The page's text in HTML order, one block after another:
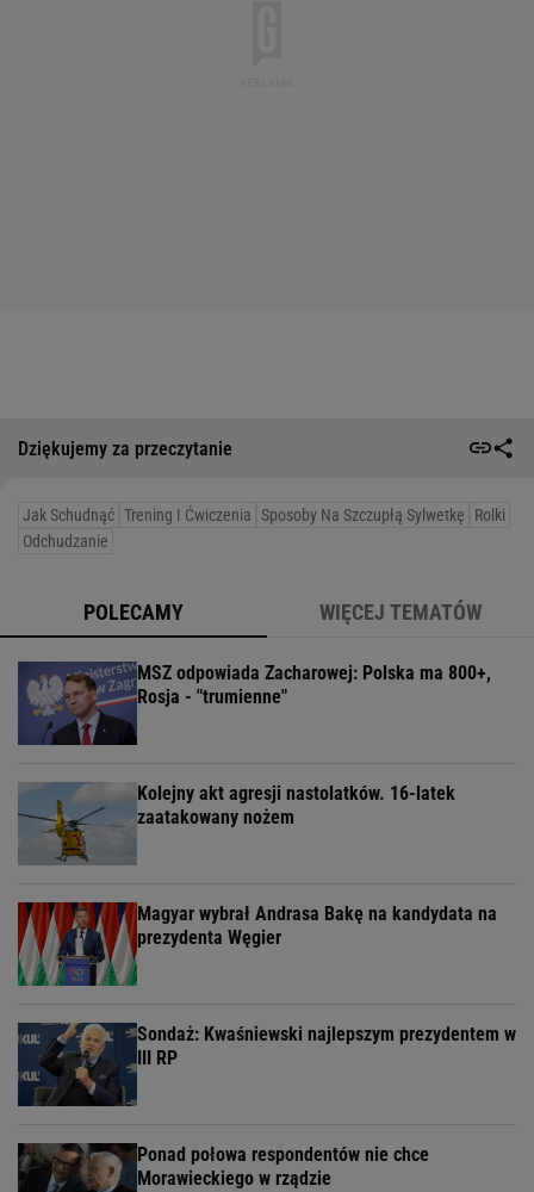
Dziękujemy za przeczytanie
Jak Schudnąć Trening I Ćwiczenia Sposoby Na Szczupłą Sylwetkę
Rolki
Odchudzanie
POLECAMY WIĘCEJ TEMATÓW
MSZ odpowiada Zacharowej: Polska ma 800+,
Rosja - "trumienne"
Kolejny akt agresji nastolatków. 16-latek
zaatakowany nożem
Magyar wybrał Andrasa Bakę na kandydata na
prezydenta Węgier
Sondaż: Kwaśniewski najlepszym prezydentem w
III RP
Ponad połowa respondentów nie chce
Morawieckiego w rządzie